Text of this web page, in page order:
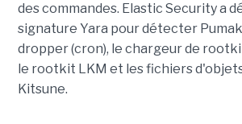
des commandes. Elastic Security a
signature Yara pour détecter
dropper (cron), le chargeur de
le rootkit LKM et les fichiers
Kitsune.